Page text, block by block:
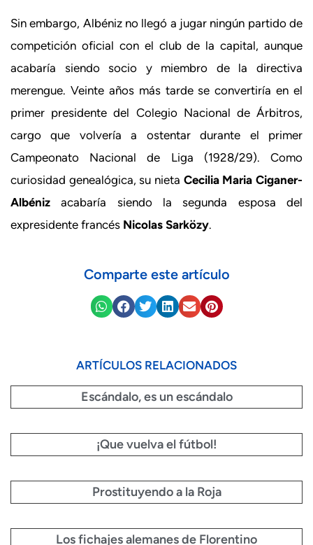
Sin embargo, Albéniz no llegó a jugar ningún partido de
competición oficial con el club de la capital, aunque
acabaría siendo socio y miembro de la directiva
merengue. Veinte años más tarde se convertiría en el
primer presidente del Colegio Nacional de Árbitros,
cargo que volvería a ostentar durante el primer
Campeonato Nacional de Liga (1928/29). Como
curiosidad genealógica, su nieta Cecilia Maria Ciganer-
Albéniz acabaría siendo la segunda esposa del
expresidente francés Nicolas Sarközy.
Comparte este artículo
ARTÍCULOS RELACIONADOS
Escándalo, es un escándalo
¡Que vuelva el fútbol!
Prostituyendo a la Roja
Los fichajes alemanes de Florentino